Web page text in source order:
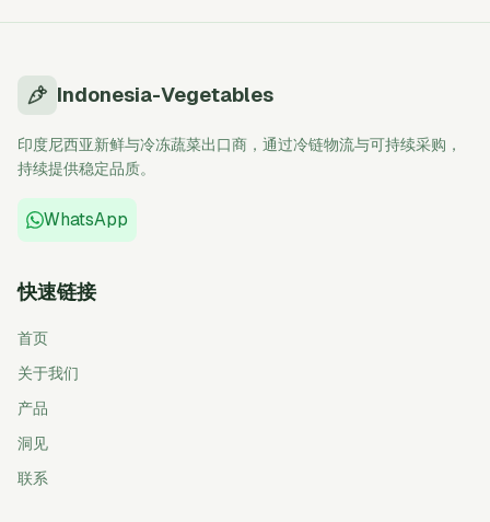
Indonesia-Vegetables
印度尼西亚新鲜与冷冻蔬菜出口商，通过冷链物流与可持续采购，
持续提供稳定品质。
WhatsApp
快速链接
首页
关于我们
产品
洞见
联系